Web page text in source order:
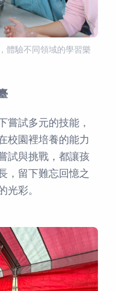
體驗不同領域的學習樂
嘗試多元的技能，
校園裡培養的能力
試與挑戰，都讓孩
，留下難忘回憶之
光彩。